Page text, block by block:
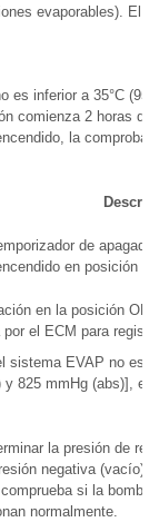
evaporables). El
es inferior a 35°C
comienza 2 horas
la
de
en posición
en la posición
el ECM para
sistema EVAP no
y 825 mmHg (abs)],
la presión de
negativa (vacío)
si la
normalmente.